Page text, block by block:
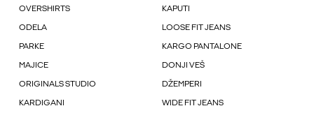
OVERSHIRTS KAPUTI
ODELA LOOSE FIT JEANS
PARKE KARGO PANTALONE
MAJICE DONJI VEŠ
ORIGINALS STUDIO DŽEMPERI
KARDIGANI WIDE FIT JEANS